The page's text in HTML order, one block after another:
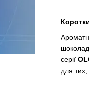
серії
для тих,